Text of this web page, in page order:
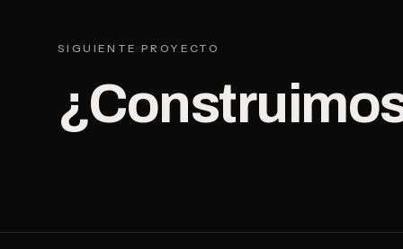
SIGUIENTE PROYECTO